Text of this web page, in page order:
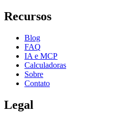
Recursos
Blog
FAQ
IA e MCP
Calculadoras
Sobre
Contato
Legal